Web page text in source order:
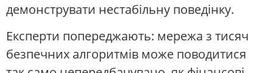
демонструвати нестабільну поведінку.
Експерти попереджають: мережа з тисяч
безпечних алгоритмів може поводитися